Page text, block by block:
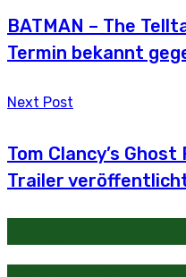
BATMAN – The
Termin bekannt
Next Post
Tom Clancy’s
Trailer